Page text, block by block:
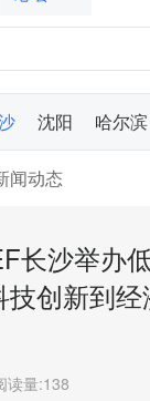
沈阳 哈尔滨
闻动态
长沙举办
创新到
读量:138